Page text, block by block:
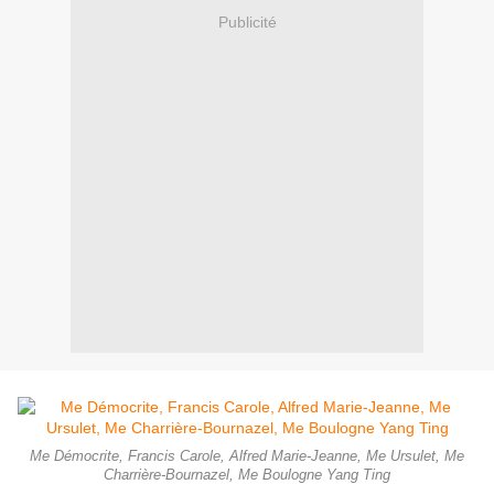
Publicité
Me Démocrite, Francis Carole, Alfred Marie-Jeanne, Me Ursulet, Me
Charrière-Bournazel, Me Boulogne Yang Ting